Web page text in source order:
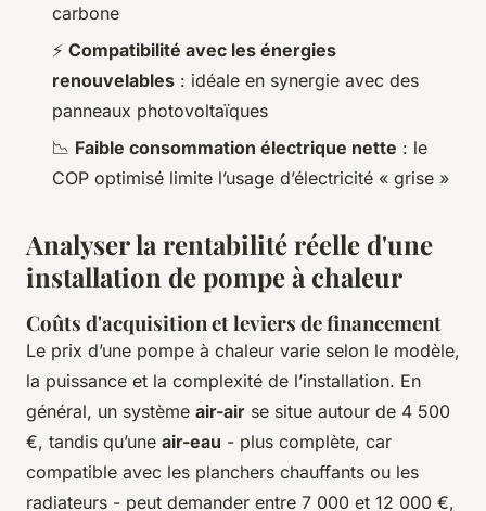
carbone
⚡ Compatibilité avec les énergies
renouvelables : idéale en synergie avec des
panneaux photovoltaïques
📉 Faible consommation électrique nette : le
COP optimisé limite l’usage d’électricité « grise »
Analyser la rentabilité réelle d'une
installation de pompe à chaleur
Coûts d'acquisition et leviers de financement
Le prix d’une pompe à chaleur varie selon le modèle,
la puissance et la complexité de l’installation. En
général, un système air-air se situe autour de 4 500
€, tandis qu’une air-eau - plus complète, car
compatible avec les planchers chauffants ou les
radiateurs - peut demander entre 7 000 et 12 000 €,